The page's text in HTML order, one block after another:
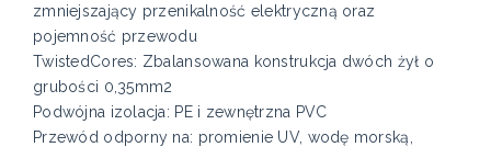
zmniejszający przenikalność elektryczną oraz
pojemność przewodu
TwistedCores: Zbalansowana konstrukcja dwóch żył o
grubości 0,35mm2
Podwójna izolacja: PE i zewnętrzna PVC
Przewód odporny na: promienie UV, wodę morską,